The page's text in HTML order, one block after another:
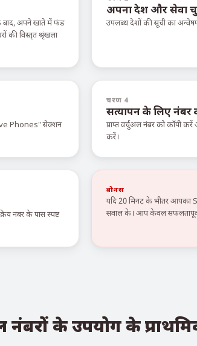
बाद, अपने खाते में फंड
की विस्तृत श्रृंखला
अपना देश और सेवा
उपलब्ध देशों की सूची का
Phones" सेक्शन
चरण 4
सत्यापन के लिए नंबर
प्राप्त वर्चुअल नंबर को कॉपी
करें।
नंबर के पास स्पष्ट
बोनस
यदि 20 मिनट के भीतर आपका
सवाल के। आप केवल
नंबरों के उपयोग के